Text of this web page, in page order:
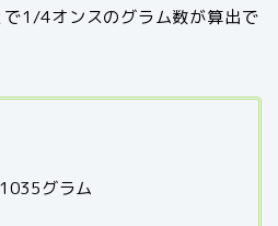
1/4オンスのグラム数が算出で
グラム